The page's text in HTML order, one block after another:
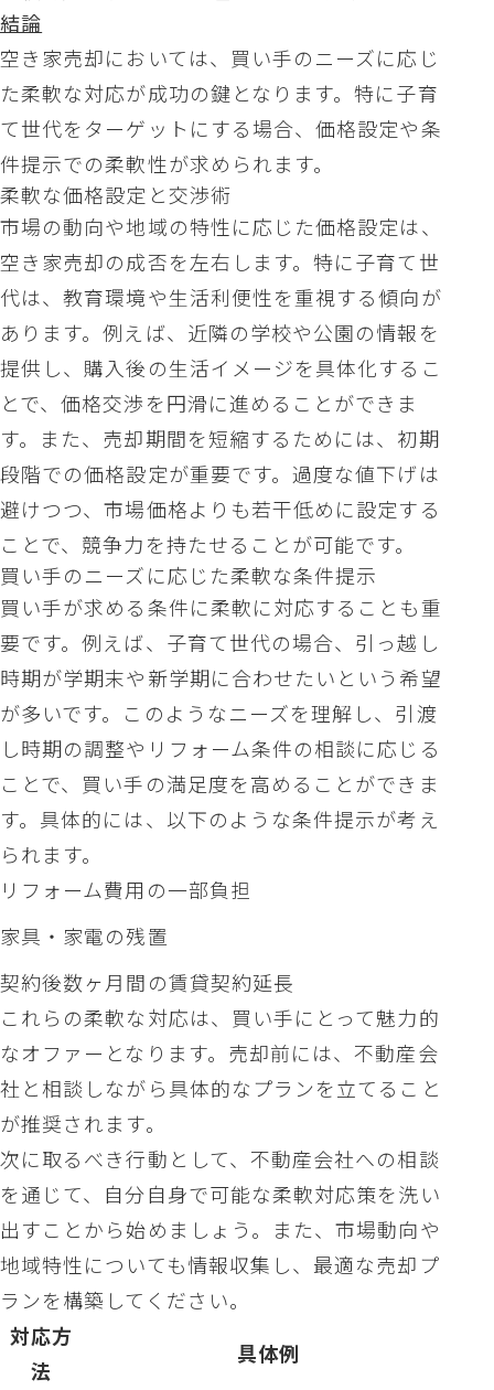
結論
空き家売却においては、買い手のニーズに応じ
た柔軟な対応が成功の鍵となります。特に子育
て世代をターゲットにする場合、価格設定や条
件提示での柔軟性が求められます。
柔軟な価格設定と交渉術
市場の動向や地域の特性に応じた価格設定は、
空き家売却の成否を左右します。特に子育て世
代は、教育環境や生活利便性を重視する傾向が
あります。例えば、近隣の学校や公園の情報を
提供し、購入後の生活イメージを具体化するこ
とで、価格交渉を円滑に進めることができま
す。また、売却期間を短縮するためには、初期
段階での価格設定が重要です。過度な値下げは
避けつつ、市場価格よりも若干低めに設定する
ことで、競争力を持たせることが可能です。
買い手のニーズに応じた柔軟な条件提示
買い手が求める条件に柔軟に対応することも重
要です。例えば、子育て世代の場合、引っ越し
時期が学期末や新学期に合わせたいという希望
が多いです。このようなニーズを理解し、引渡
し時期の調整やリフォーム条件の相談に応じる
ことで、買い手の満足度を高めることができま
す。具体的には、以下のような条件提示が考え
られます。
リフォーム費用の一部負担
家具・家電の残置
契約後数ヶ月間の賃貸契約延長
これらの柔軟な対応は、買い手にとって魅力的
なオファーとなります。売却前には、不動産会
社と相談しながら具体的なプランを立てること
が推奨されます。
次に取るべき行動として、不動産会社への相談
を通じて、自分自身で可能な柔軟対応策を洗い
出すことから始めましょう。また、市場動向や
地域特性についても情報収集し、最適な売却プ
ランを構築してください。
対応方
法
具体例